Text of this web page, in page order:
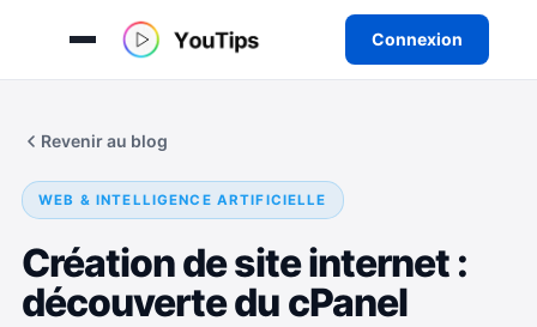
Connexion
Revenir au blog
WEB & INTELLIGENCE ARTIFICIELLE
Création de site internet :
découverte du cPanel